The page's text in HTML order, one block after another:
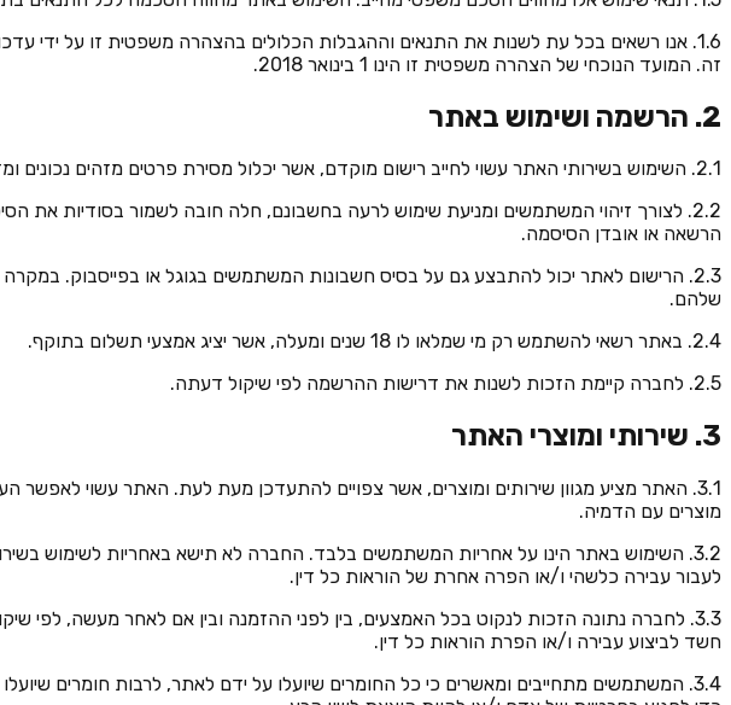
1.6. אנו רשאים בכל עת לשנות את התנאים וההגבלות הכלולים בהצהרה משפטית זו על ידי
זה. המועד הנוכחי של הצהרה משפטית זו הינו 1 בינואר 2018.
2. הרשמה ושימוש באתר
2.1. השימוש בשירותי האתר עשוי לחייב רישום מוקדם, אשר יכלול מסירת פרטים מזהים נכונים ומדויקים: שם פרטי ושם משפחה, כתובת דואר אלקטרוני, מספר טלפון ופרטים מזהים נוספים.
2.2. לצורך זיהוי המשתמשים ומניעת שימוש לרעה בחשבונם, חלה חובה לשמור בסודיות
הרשאה או אובדן הסיסמה.
2.3. הרישום לאתר יכול להתבצע גם על בסיס חשבונות המשתמשים בגוגל או בפייסבוק.
שלהם.
2.4. באתר רשאי להשתמש רק מי שמלאו לו 18 שנים ומעלה, אשר יציג אמצעי תשלום בתוקף.
2.5. לחברה קיימת הזכות לשנות את דרישות ההרשמה לפי שיקול דעתה.
3. שירותי ומוצרי האתר
3.1. האתר מציע מגוון שירותים ומוצרים, אשר צפויים להתעדכן מעת לעת. האתר עשוי לאפשר
מוצרים עם הדמיה.
3.2. השימוש באתר הינו על אחריות המשתמשים בלבד. החברה לא תישא באחריות לשימוש
לעבור עבירה כלשהי ו/או הפרה אחרת של הוראות כל דין.
3.3. לחברה נתונה הזכות לנקוט בכל האמצעים, בין לפני ההזמנה ובין אם לאחר מעשה,
חשד לביצוע עבירה ו/או הפרת הוראות כל דין.
3.4. המשתמשים מתחייבים ומאשרים כי כל החומרים שיועלו על ידם לאתר, לרבות חומרים